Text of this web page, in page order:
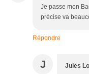
Je passe mon
précise va
Répondre
J Jules